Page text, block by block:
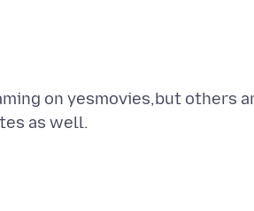
on yesmovies,but others
as well.